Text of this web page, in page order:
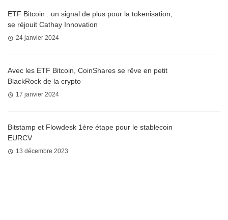
ETF Bitcoin : un signal de plus pour la tokenisation,
se réjouit Cathay Innovation
24 janvier 2024
Avec les ETF Bitcoin, CoinShares se rêve en petit
BlackRock de la crypto
17 janvier 2024
Bitstamp et Flowdesk 1ère étape pour le stablecoin
EURCV
13 décembre 2023